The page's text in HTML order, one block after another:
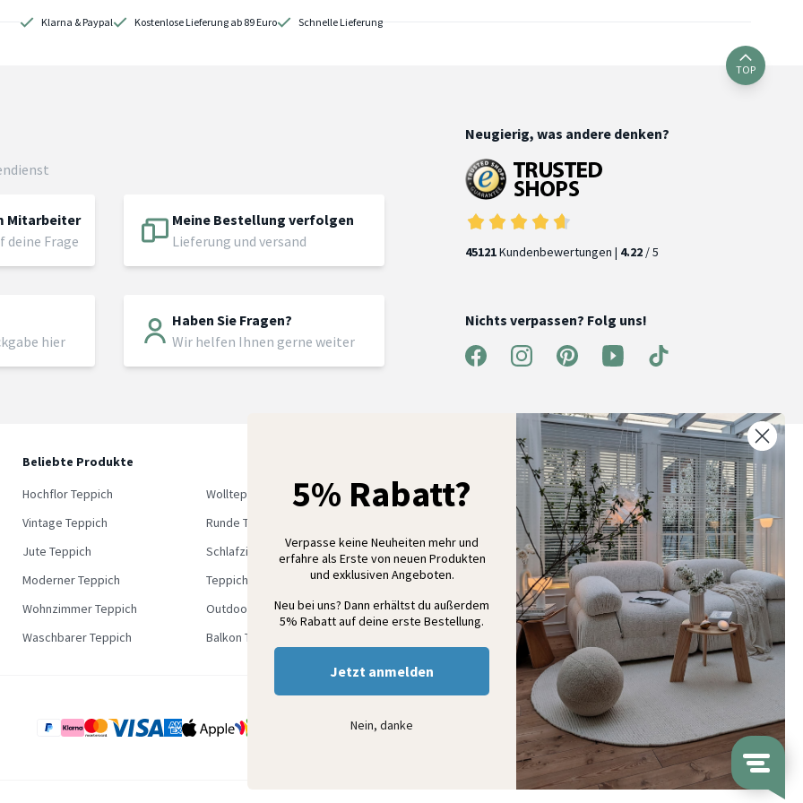
Klarna & Paypal Kostenlose Lieferung ab 89 Euro Schnelle Lieferung
TOP
Mitarbeiter
Frage
Meine Bestellung verfolgen
Lieferung und versand
hier
Haben Sie Fragen?
Wir helfen Ihnen gerne weiter
Neugierig, was andere denken?
45121Kundenbewertungen | 4.22 / 5
Nichts verpassen? Folg uns!
Beliebte Produkte
Hochflor Teppich
Wollteppich
Vintage Teppich
Runde Teppich
Jute Teppich
Schlafzimmer Teppich
Moderner Teppich
Teppich Outlet
Wohnzimmer Teppich
Outdoor Teppich
Waschbarer Teppich
Balkon Teppich
5% Rabatt auf deine erste Bestellung
Melde dich für unseren Newsletter an und entdecke neue
Kollektionen, Angebote und Wohnideen als Erstes
Anmelden
5% Rabatt?
Verpasse keine Neuheiten mehr und
erfahre als Erste von neuen Produkten
und exklusiven Angeboten.
Neu bei uns? Dann erhältst du außerdem
5% Rabatt auf deine erste Bestellung.
Jetzt anmelden
Nein, danke